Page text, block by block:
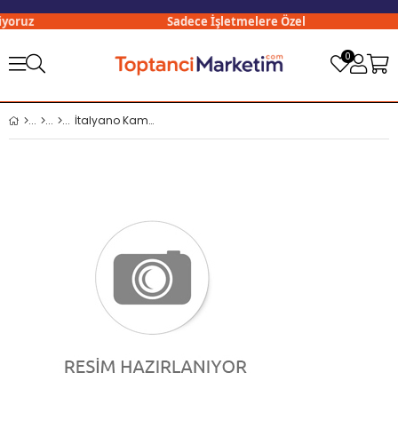
Sadece İşletmelere Özel
0
İtalyano Kambur Şarjlı Fener 2506